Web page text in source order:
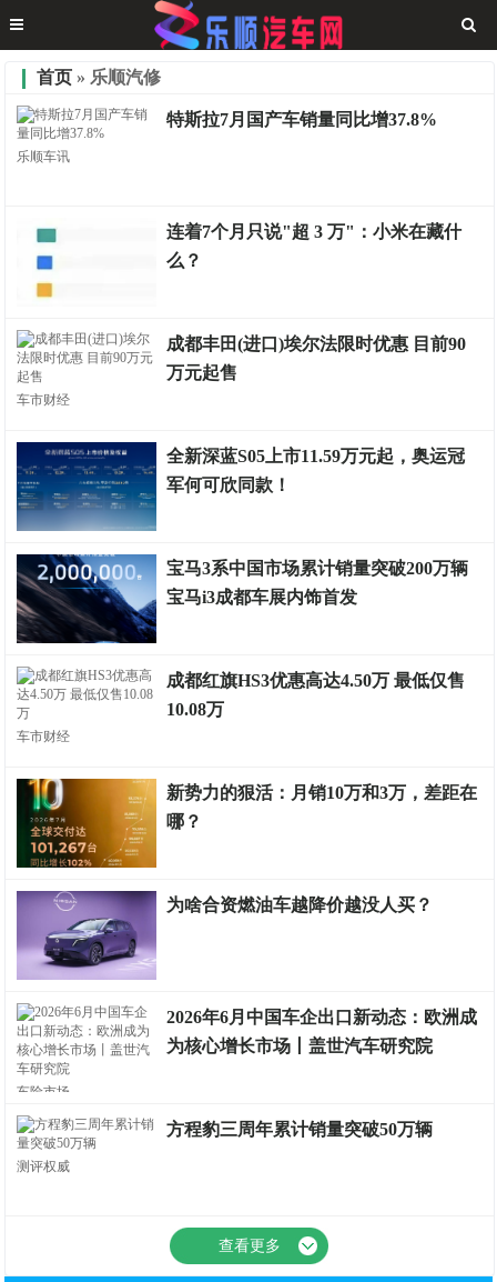
首页 » 乐顺汽修
乐顺车讯
特斯拉7月国产车销量同比增37.8%
连着7个月只说"超 3 万"：小米在藏什
么？
车市财经
成都丰田(进口)埃尔法限时优惠 目前90
万元起售
全新深蓝S05上市11.59万元起，奥运冠
军何可欣同款！
宝马3系中国市场累计销量突破200万辆
宝马i3成都车展内饰首发
车市财经
成都红旗HS3优惠高达4.50万 最低仅售
10.08万
新势力的狠活：月销10万和3万，差距在
哪？
为啥合资燃油车越降价越没人买？
车险市场
2026年6月中国车企出口新动态：欧洲成
为核心增长市场丨盖世汽车研究院
测评权威
方程豹三周年累计销量突破50万辆
查看更多